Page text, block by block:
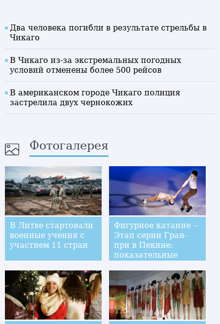
Два человека погибли в результате стрельбы в
Чикаго
В Чикаго из-за экстремальных погодных
условий отменены более 500 рейсов
В американском городе Чикаго полиция
застрелила двух чернокожих
Фотогалерея
В Литве стартовали
военные учения с
участием 11 стран
Фигурное катание --
Этап серии Гран-
при в Пекине:
показательные